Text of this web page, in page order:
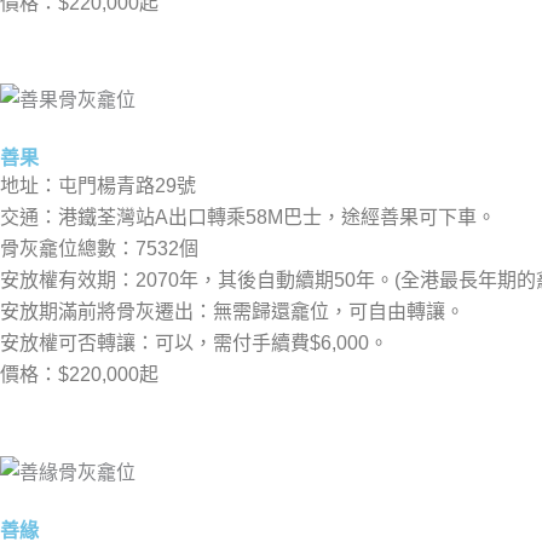
善果
地址：屯門楊青路29號
交通：港鐵荃灣站A出口轉乘58M巴士，途經善果可下車。
骨灰龕位總數：7532個
安放權有效期：2070年，其後自動續期50年。(全港最長年期的
安放期滿前將骨灰遷出：無需歸還龕位，可自由轉讓。
安放權可否轉讓：可以，需付手續費$6,000。
價格：$220,000起
善緣